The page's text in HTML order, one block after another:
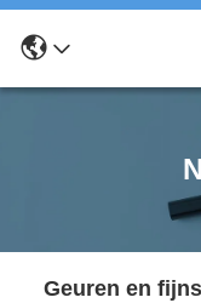
Geuren en